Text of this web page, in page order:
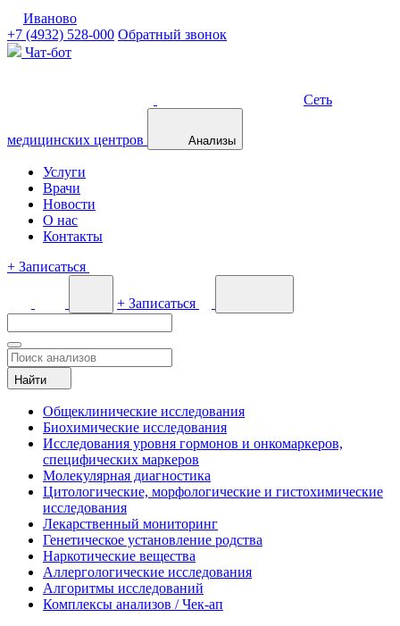
Иваново
+7 (4932) 528-000 Обратный звонок
Чат-бот
Сеть
медицинских центров Анализы
Услуги
Врачи
Новости
О нас
Контакты
+ Записаться
+ Записаться
Найти
Общеклинические исследования
Биохимические исследования
Исследования уровня гормонов и онкомаркеров,
специфических маркеров
Молекулярная диагностика
Цитологические, морфологические и гистохимические
исследования
Лекарственный мониторинг
Генетическое установление родства
Наркотические вещества
Аллергологические исследования
Алгоритмы исследований
Комплексы анализов / Чек-ап